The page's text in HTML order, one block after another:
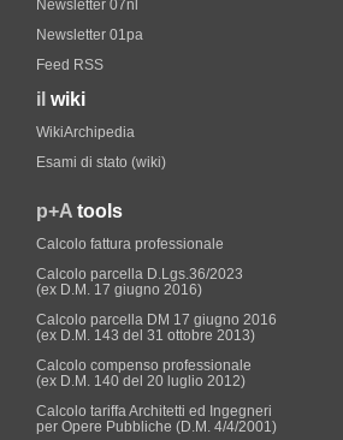
Newsletter 07nl
Newsletter 01pa
Feed RSS
il wiki
WikiArchipedia
Esami di stato (wiki)
p+A tools
Calcolo fattura professionale
Calcolo parcella D.Lgs.36/2023
(ex D.M. 17 giugno 2016)
Calcolo parcella DM 17 giugno 2016
(ex D.M. 143 del 31 ottobre 2013)
Calcolo compenso professionale
(ex D.M. 140 del 20 luglio 2012)
Calcolo tariffa Architetti ed Ingegneri
per Opere Pubbliche (D.M. 4/4/2001)